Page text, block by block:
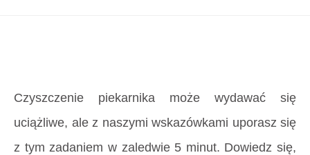
Czyszczenie piekarnika może wydawać się
uciążliwe, ale z naszymi wskazówkami uporasz się
z tym zadaniem w zaledwie 5 minut. Dowiedz się,